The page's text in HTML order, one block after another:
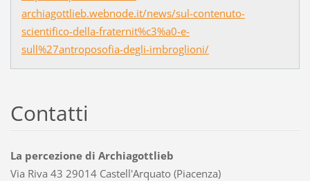
archiagottlieb.webnode.it/news/sul-contenuto-
scientifico-della-fraternit%c3%a0-e-
sull%27antroposofia-degli-imbroglioni/
Contatti
La percezione di Archiagottlieb
Via Riva 43 29014 Castell'Arquato (Piacenza)